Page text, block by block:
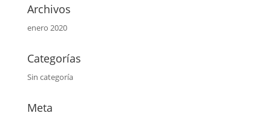
Archivos
enero 2020
Categorías
Sin categoría
Meta